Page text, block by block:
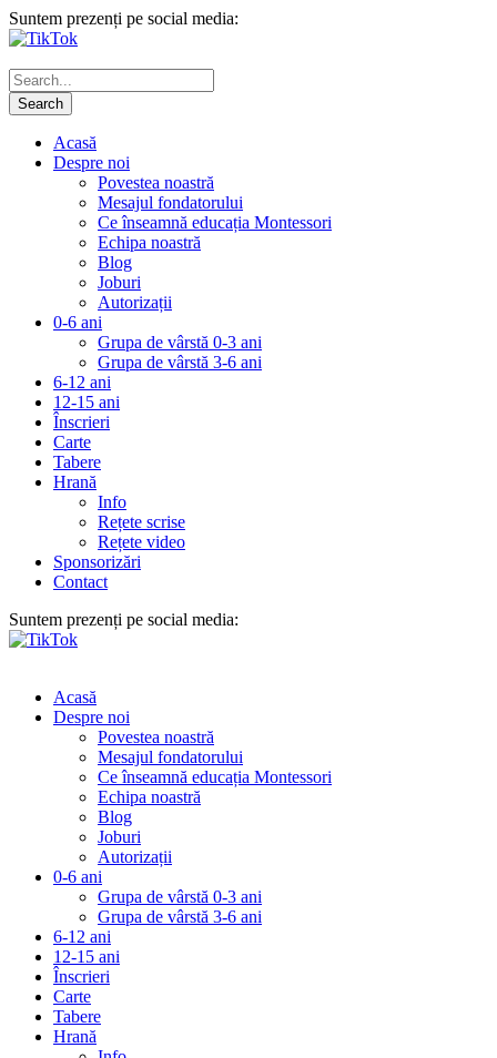
Suntem prezenți pe social media:
Acasă
Despre noi
Povestea noastră
Mesajul fondatorului
Ce înseamnă educația Montessori
Echipa noastră
Blog
Joburi
Autorizații
0-6 ani
Grupa de vârstă 0-3 ani
Grupa de vârstă 3-6 ani
6-12 ani
12-15 ani
Înscrieri
Carte
Tabere
Hrană
Info
Rețete scrise
Rețete video
Sponsorizări
Contact
Suntem prezenți pe social media:
Acasă
Despre noi
Povestea noastră
Mesajul fondatorului
Ce înseamnă educația Montessori
Echipa noastră
Blog
Joburi
Autorizații
0-6 ani
Grupa de vârstă 0-3 ani
Grupa de vârstă 3-6 ani
6-12 ani
12-15 ani
Înscrieri
Carte
Tabere
Hrană